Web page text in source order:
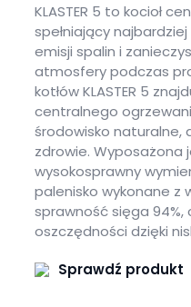
KLASTER 5 to kocioł
spełniający
emisji spalin i
atmosfery podczas
kotłów KLASTER 5
centralnego
środowisko naturalne,
zdrowie. Wyposażona
wysokosprawny
palenisko wykonane z
sprawność sięga
oszczędności dzięki
Sprawdź produkt